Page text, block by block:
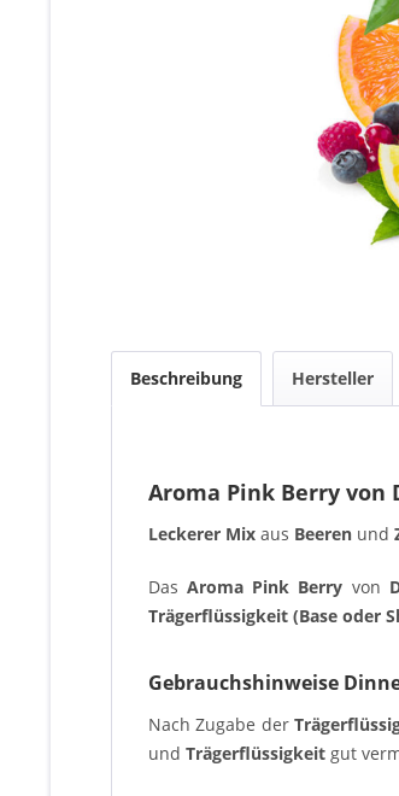
Beschreibung Hersteller
Aroma Pink Berry von
Leckerer Mix aus Beeren und
DasAroma Pink Berry von
Trägerflüssigkeit (Base oder
Gebrauchshinweise
Nach Zugabe der
und Trägerflüssigkeit gut